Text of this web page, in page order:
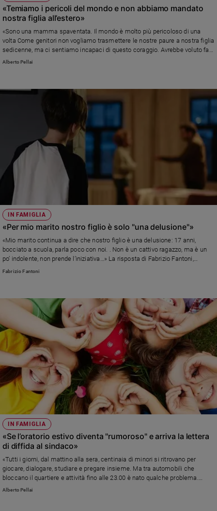
«Temiamo i pericoli del mondo e non abbiamo mandato
nostra figlia all’estero»
«Sono una mamma spaventata. Il mondo è molto più pericoloso di una
volta Come genitori non vogliamo trasmettere le nostre paure a nostra figlia
sedicenne, ma ci sentiamo incapaci di questo coraggio. Avrebbe voluto fare
una vacanza studio via dall'Italia ma non ce la siamo sentita e lei ha iniziato
Alberto Pellai
IN FAMIGLIA
«Per mio marito nostro figlio è solo "una delusione"»
«Mio marito continua a dire che nostro figlio è una delusione: 17 anni,
bocciato a scuola, parla poco con noi. . Non è un cattivo ragazzo, ma è un
po’ indolente, non prende l’iniziativa…» La risposta di Fabrizio Fantoni,
psicologo e psicoterapeuta
Fabrizio Fantoni
IN FAMIGLIA
«Se l’oratorio estivo diventa "rumoroso" e arriva la lettera
di diffida al sindaco»
«Tutti i giorni, dal mattino alla sera, centinaia di minori si ritrovano per
giocare, dialogare, studiare e pregare insieme. Ma tra automobili che
bloccano il quartiere e attività fino alle 23.00 è nato qualche problema.
Perché gli adulti non sanno comprendere i bisogni dei più piccoli? Qual è il
Alberto Pellai